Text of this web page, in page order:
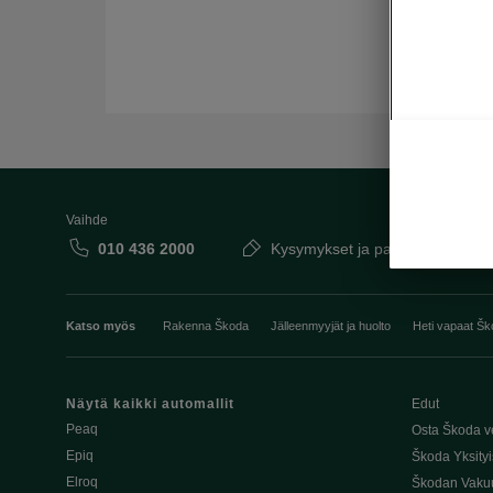
Vaihde
010 436 2000 Kysymykset ja palaute
Katso myös Rakenna Škoda Jälleenmyyjät ja huolto Heti vapaat
Näytä kaikki automallit
Peaq
Epiq
Elroq
Edut
Osta Škoda
Škoda
Škodan